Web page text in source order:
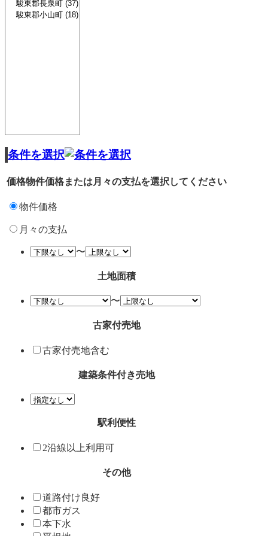
条件を選択
価格物件価格または月々の支払を選択してください
物件価格
月々の支払
〜
土地面積
〜
古家付売地
古家付売地含む
建築条件付き売地
駅利便性
2沿線以上利用可
その他
道路付け良好
都市ガス
本下水